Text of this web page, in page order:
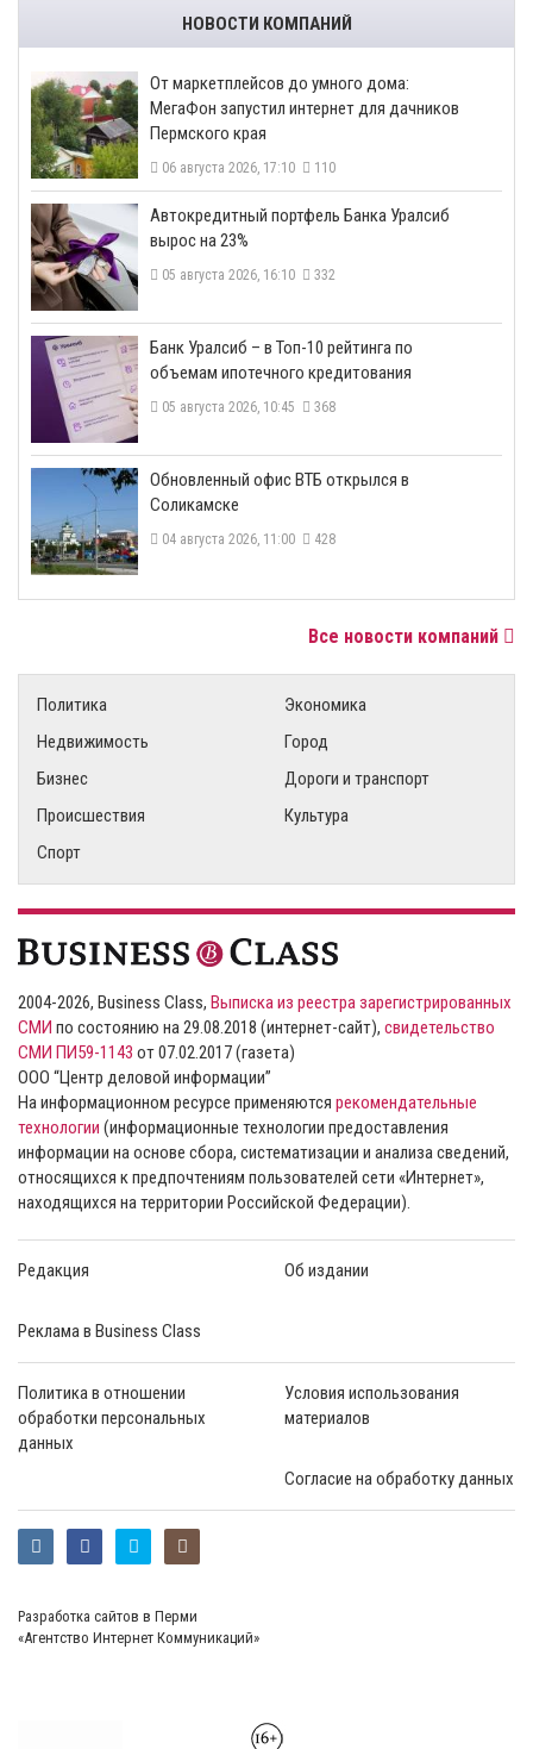
НОВОСТИ КОМПАНИЙ
От маркетплейсов до умного дома:
МегаФон запустил интернет для дачников
Пермского края
06 августа 2026, 17:10 110
​Автокредитный портфель Банка Уралсиб
вырос на 23%
05 августа 2026, 16:10 332
​Банк Уралсиб – в Топ-10 рейтинга по
объемам ипотечного кредитования
05 августа 2026, 10:45 368
​Обновленный офис ВТБ открылся в
Соликамске
04 августа 2026, 11:00 428
Все новости компаний
Политика
Экономика
Недвижимость
Город
Бизнес
Дороги и транспорт
Происшествия
Культура
Спорт
2004-2026, Business Class, Выписка из реестра зарегистрированных
СМИ по состоянию на 29.08.2018 (интернет-сайт), свидетельство
СМИ ПИ59-1143 от 07.02.2017 (газета)
ООО “Центр деловой информации”
На информационном ресурсе применяются рекомендательные
технологии (информационные технологии предоставления
информации на основе сбора, систематизации и анализа сведений,
относящихся к предпочтениям пользователей сети «Интернет»,
находящихся на территории Российской Федерации).
Редакция Об издании
Реклама в Business Class
Политика в отношении
обработки персональных
данных
Условия использования
материалов
Согласие на обработку данных
Разработка сайтов в Перми
«Агентство Интернет Коммуникаций»